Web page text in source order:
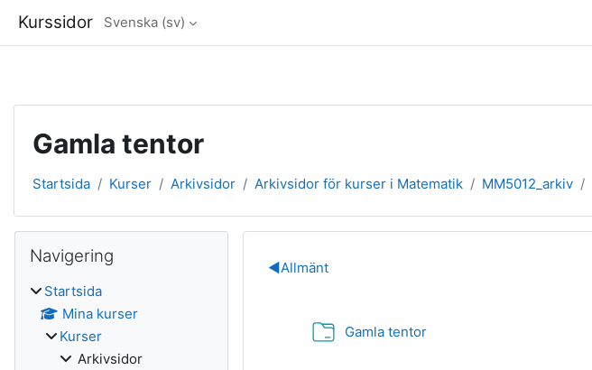
Kurssidor Svenska ‎(sv)‎
Gamla tentor
Startsida Kurser Arkivsidor Arkivsidor för kurser i Matematik MM5012_arkiv
Avsnittsöversikt
◀︎Allmänt
Gamla tentorMapp
Block
Navigering
Startsida
Mina kurser
Kurser
Arkivsidor